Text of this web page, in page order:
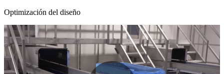
Optimización del diseño